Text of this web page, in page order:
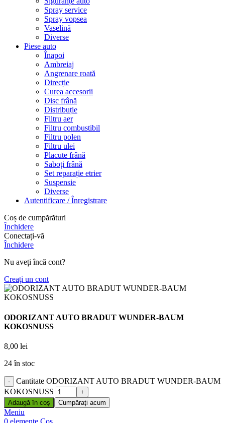
Spray service
Spray vopsea
Vaselină
Diverse
Piese auto
Înapoi
Ambreiaj
Angrenare roată
Direcție
Curea accesorii
Disc frână
Distribuție
Filtru aer
Filtru combustibil
Filtru polen
Filtru ulei
Placute frână
Saboți frână
Set reparație etrier
Suspensie
Diverse
Autentificare / Înregistrare
Coș de cumpărături
Închidere
Conectați-vă
Închidere
Nu aveți încă cont?
Creați un cont
ODORIZANT AUTO BRADUT WUNDER-BAUM
KOKOSNUSS
8,00 lei
24 în stoc
Cantitate ODORIZANT AUTO BRADUT WUNDER-BAUM
KOKOSNUSS
Adaugă în coș Cumpărați acum
Meniu
0 elemente Coș